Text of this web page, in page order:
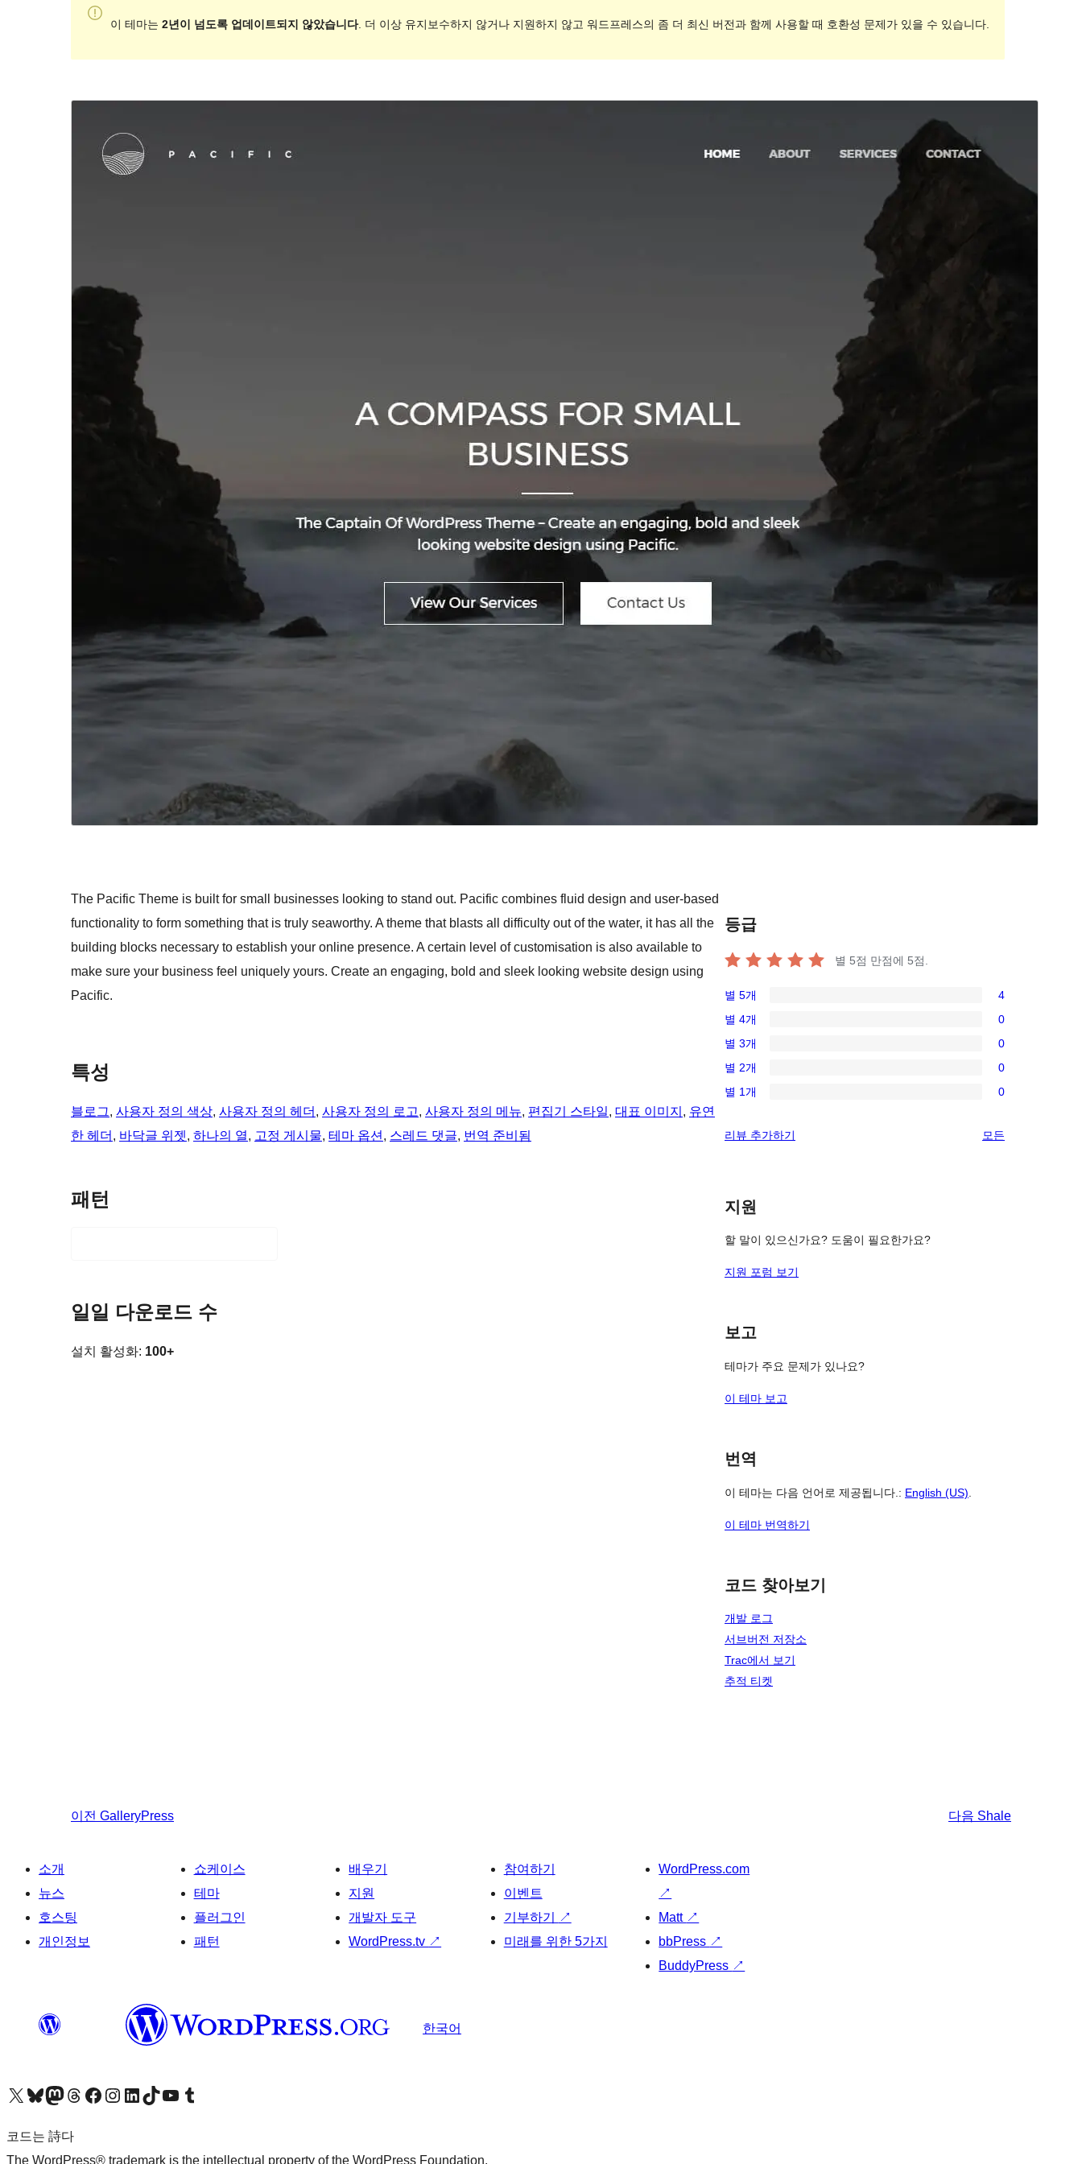
이 테마는 2년이 넘도록 업데이트되지 않았습니다. 더 이상 유지보수하지 않거나 지원하지 않고 워드프레스의 좀 더 최신 버전과 함께 사용할 때 호환성 문제가 있을 수 있습니다.
2.0.0
2022-10-09
The Pacific Theme is built for small businesses looking to stand out. Pacific combines fluid design and user-based
functionality to form something that is truly seaworthy. A theme that blasts all difficulty out of the water, it has all the
building blocks necessary to establish your online presence. A certain level of customisation is also available to
make sure your business feel uniquely yours. Create an engaging, bold and sleek looking website design using
Pacific.
특성
블로그, 사용자 정의 색상, 사용자 정의 헤더 , 사용자 정의 로고, 사용자 정의 메뉴, 편집기 스타일, 대표 이미지 , 유연
한 헤더 , 바닥글 위젯, 하나의 열, 고정 게시물, 테마 옵션 , 스레드 댓글, 번역 준비됨
패턴
일일 다운로드 수
설치 활성화: 100+
등급
별 5점 만점에 5점.
4/5-
별
점
후
기
별 5개 4
0/4-
별
점
후
별 4개 0
0/3-
별
점
기
별 3개 0
0/2-
별
후
별 2개 0
0/1-
점
별 1개 0
리뷰 추가하기 모든
지원
할 말이 있으신가요? 도움이 필요한가요?
지원 포럼 보기
보고
테마가 주요 문제가 있나요?
이 테마 보고
번역
이 테마는 다음 언어로 제공됩니다.: English (US)
이 테마 번역하기
코드 찾아보기
개발 로그
서브버전 저장소
Trac에서 보기
추적 티켓
이전 GalleryPress 다음 Shale
소개
뉴스
호스팅
개인정보
쇼케이스
테마
플러그인
패턴
배우기
지원
개발자 도구
WordPress.tv ↗
참여하기
이벤트
기부하기
↗
미래를 위한 5가지
WordPress.com
↗
Matt ↗
bbPress ↗
BuddyPress ↗
한국어
X(이전 트위터) 계정 방문하기블루스카이 계정 방문하기마스토돈 계정 방문하기스레드 계정 방문하기 페이스북 페이지 방문하기인스타그램 계정 방문하기 LinkedIn 계정 방문하기틱톡 계정 방문하기유튜브 채널 방문하기 텀블러 계정 방문하기
코드는 詩다
The WordPress® trademark is the intellectual property of the WordPress Foundation.